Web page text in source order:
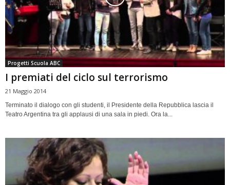
Progetti Scuola ABC
I premiati del ciclo sul terrorismo
21 Maggio 2014
Terminato il dialogo con gli studenti, il Presidente della Repubblica lascia il
Teatro Argentina tra gli applausi di una sala in piedi. Ora la...